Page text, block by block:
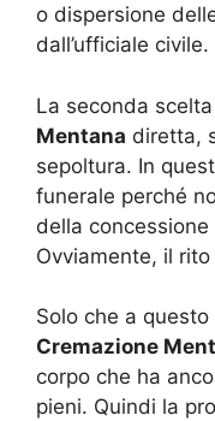
o dispersione
dall’ufficiale civile.
La seconda
Mentana diretta,
sepoltura. In
funerale perché
della
Ovviamente, il
Solo che a
Cremazione
corpo che ha
pieni. Quindi la